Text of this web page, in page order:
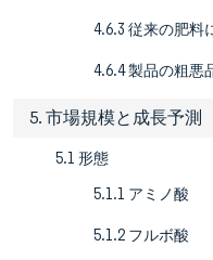
4.6.3 従来の肥料
4.6.4 製品の粗悪
5. 市場規模と成長予測
5.1 形態
5.1.1 アミノ酸
5.1.2 フルボ酸